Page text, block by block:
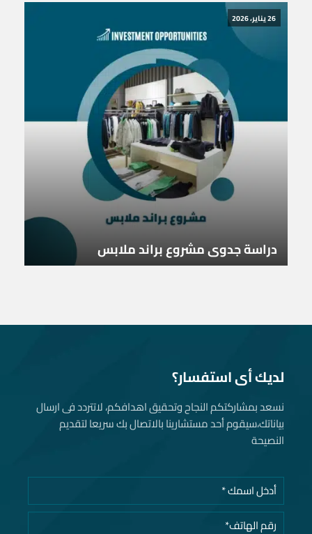
26 يناير، 2026
دراسة جدوى مشروع براند ملابس
لديك أى استفسار؟
نسعد بمشاركتكم النجاح وتحقيق اهدافكم، لاتتردد فى ارسال
بياناتك، سيقوم أحد مستشارينا بالاتصال بك سريعا لتقديم
النصيحة